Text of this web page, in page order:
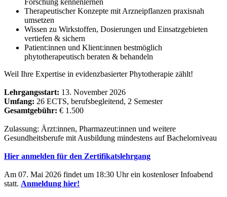
Forschung kennenlernen
Therapeutischer Konzepte mit Arzneipflanzen praxisnah
umsetzen
Wissen zu Wirkstoffen, Dosierungen und Einsatzgebieten
vertiefen & sichern
Patient:innen und Klient:innen bestmöglich
phytotherapeutisch beraten & behandeln
Weil Ihre Expertise in evidenzbasierter Phytotherapie zählt!
Lehrgangsstart: 13. November 2026
Umfang: 26 ECTS, berufsbegleitend, 2 Semester
Gesamtgebühr: € 1.500
Zulassung: Ärzt:innen, Pharmazeut:innen und weitere
Gesundheitsberufe mit Ausbildung mindestens auf Bachelorniveau
Hier anmelden für den Zertifikatslehrgang
Am 07. Mai 2026 findet um 18:30 Uhr ein kostenloser Infoabend
statt. Anmeldung hier!